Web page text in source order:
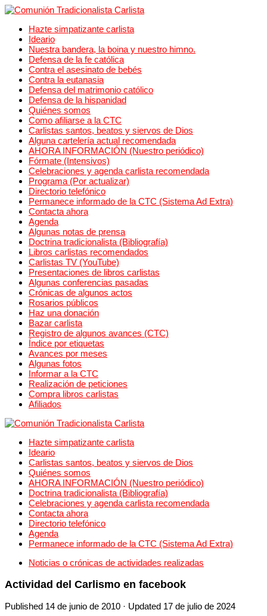
Hazte simpatizante carlista
Ideario
Nuestra bandera, la boina y nuestro himno.
Defensa de la fe católica
Contra el asesinato de bebés
Contra la eutanasia
Defensa del matrimonio católico
Defensa de la hispanidad
Quiénes somos
Como afiliarse a la CTC
Carlistas santos, beatos y siervos de Dios
Alguna cartelería actual recomendada
AHORA INFORMACIÓN (Nuestro periódico)
Fórmate (Intensivos)
Celebraciones y agenda carlista recomendada
Programa (Por actualizar)
Directorio telefónico
Permanece informado de la CTC (Sistema Ad Extra)
Contacta ahora
Agenda
Algunas notas de prensa
Doctrina tradicionalista (Bibliografía)
Libros carlistas recomendados
Carlistas TV (YouTube)
Presentaciones de libros carlistas
Algunas conferencias pasadas
Crónicas de algunos actos
Rosarios públicos
Haz una donación
Bazar carlista
Registro de algunos avances (CTC)
Índice por etiquetas
Avances por meses
Algunas fotos
Informar a la CTC
Realización de peticiones
Compra libros carlistas
Afiliados
Hazte simpatizante carlista
Ideario
Carlistas santos, beatos y siervos de Dios
Quiénes somos
AHORA INFORMACIÓN (Nuestro periódico)
Doctrina tradicionalista (Bibliografía)
Celebraciones y agenda carlista recomendada
Contacta ahora
Directorio telefónico
Agenda
Permanece informado de la CTC (Sistema Ad Extra)
Noticias o crónicas de actividades realizadas
Actividad del Carlismo en facebook
Published 14 de junio de 2010 · Updated 17 de julio de 2024